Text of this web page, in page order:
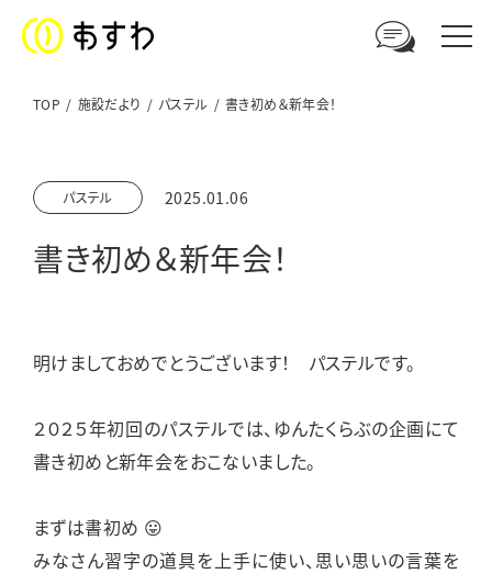
ご相談やお問い合わせはこちら
電話からのお問い合わせ
ウェブからのお問い合わせ
メールフォーム
TOP 施設だより パステル 書き初め＆新年会！
パステル 2025.01.06
書き初め＆新年会！
明けましておめでとうございます！ パステルです。
２０２５年初回のパステルでは、ゆんたくらぶの企画にて
書き初めと新年会をおこないました。
まずは書初め 😛
みなさん習字の道具を上手に使い、思い思いの言葉を